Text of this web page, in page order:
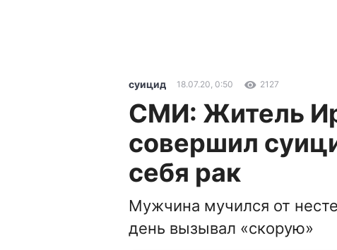
суицид 18.07.20, 0:50 2127
СМИ: Житель
совершил
себя рак
Мужчина мучился от
день вызывал «скорую»